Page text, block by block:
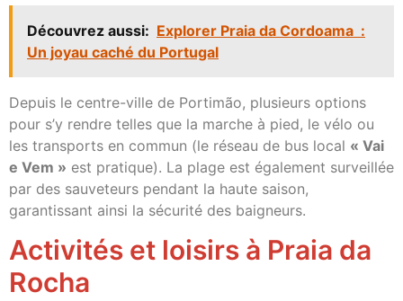
Découvrez aussi: Explorer Praia da Cordoama :
Un joyau caché du Portugal
Depuis le centre-ville de Portimão, plusieurs options
pour s’y rendre telles que la marche à pied, le vélo ou
les transports en commun (le réseau de bus local « Vai
e Vem » est pratique). La plage est également surveillée
par des sauveteurs pendant la haute saison,
garantissant ainsi la sécurité des baigneurs.
Activités et loisirs à Praia da
Rocha